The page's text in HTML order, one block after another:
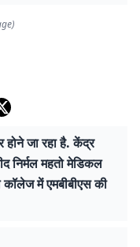
होने जा रहा है. केंद्र
निर्मल महतो मेडिकल
में एमबीबीएस की